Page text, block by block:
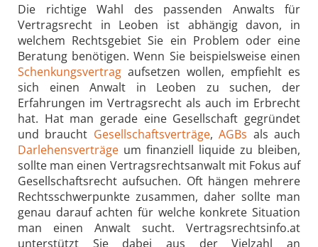
Die richtige Wahl des passenden Anwalts für
Vertragsrecht in Leoben ist abhängig davon, in
welchem Rechtsgebiet Sie ein Problem oder eine
Beratung benötigen. Wenn Sie beispielsweise einen
Schenkungsvertrag aufsetzen wollen, empfiehlt es
sich einen Anwalt in Leoben zu suchen, der
Erfahrungen im Vertragsrecht als auch im Erbrecht
hat. Hat man gerade eine Gesellschaft gegründet
und braucht Gesellschaftsverträge,AGBs als auch
Darlehensverträge um finanziell liquide zu bleiben,
sollte man einen Vertragsrechtsanwalt mit Fokus auf
Gesellschaftsrecht aufsuchen. Oft hängen mehrere
Rechtsschwerpunkte zusammen, daher sollte man
genau darauf achten für welche konkrete Situation
man einen Anwalt sucht. Vertragsrechtsinfo.at
unterstützt Sie dabei aus der Vielzahl an